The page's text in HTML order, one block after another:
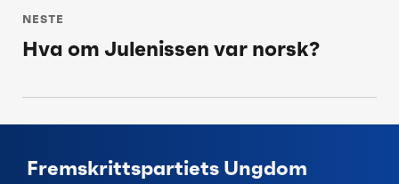
NESTE
Neste
Hva om Julenissen var norsk?
Fremskrittspartiets Ungdom